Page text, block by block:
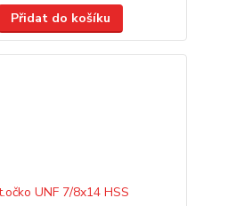
Přidat do košíku